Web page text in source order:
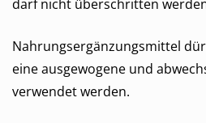
darf nicht überschritten
Nahrungsergänzungsmittel
eine ausgewogene und
verwendet werden.